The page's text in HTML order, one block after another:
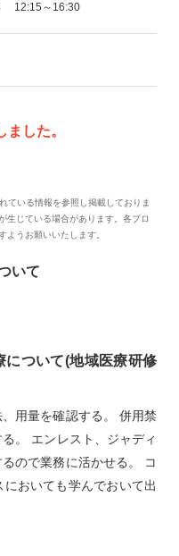
12:15～16:30
ました。
ている情報を参照し掲載しておりま
生じている場合があります。各プロ
ようお願いいたします。
いて
について(地域医療研修
用量を確認する。 併用禁
。 エンレスト、ジャディ
ので業務に活かせる。 コ
おいても学んでおいて出